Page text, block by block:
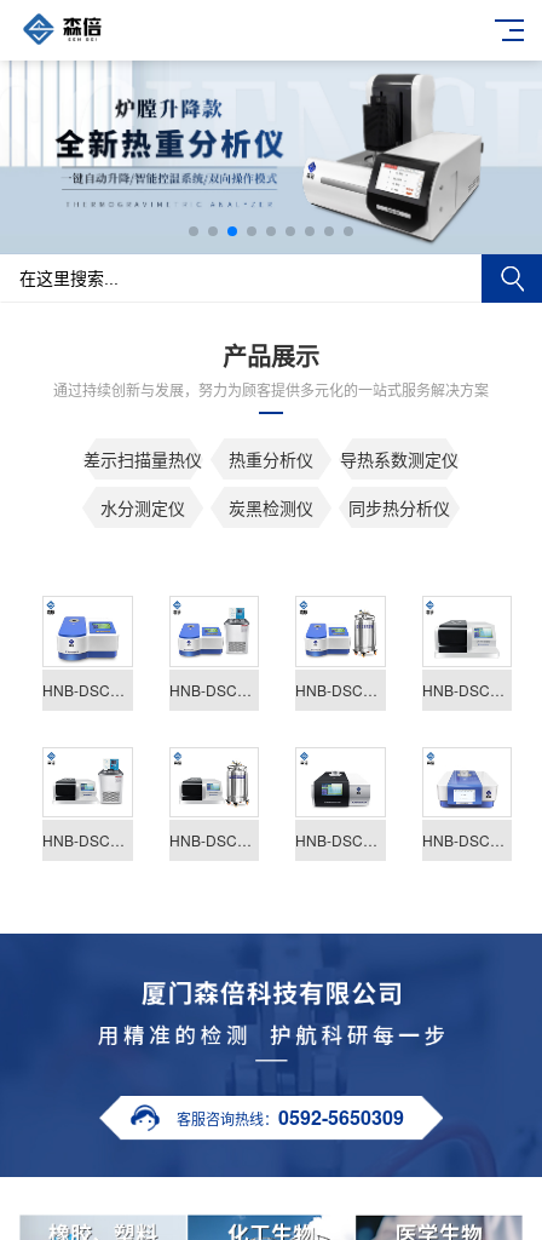
产品展示
通过持续创新与发展，努力为顾客提供多元化的一站式服务解决方案
差示扫描量热仪 热重分析仪
导热系数测定仪
水分测定仪
炭黑检测仪 同步热分析仪
HNB-DSC500（新款升级） HNB-DSC500C（半导体制冷） HNB-DSC500L液氮款-150℃ HNB-DSC300差示扫描量热仪
HNB-DSC300C（-40℃到600℃） HNB-DSC300L(液氮款-150℃） HNB-DSC100A差示扫描量热仪 HNB-DSC200A 差示扫描量热仪
客服咨询热线： 0592-5650309